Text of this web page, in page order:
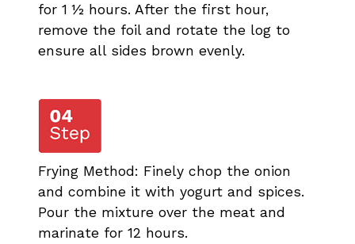
for 1 ½ hours. After the first hour,
remove the foil and rotate the log to
ensure all sides brown evenly.
Frying Method: Finely chop the onion
and combine it with yogurt and spices.
Pour the mixture over the meat and
marinate for 12 hours.